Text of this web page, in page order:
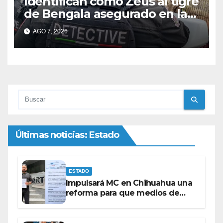
de Bengala asegurado en la
colonia Fronteriza; afirman
que hay más animales
exóticos
AGO 7, 2026
Últimas noticias: Estado
ESTADO
Impulsará MC en Chihuahua una
reforma para que medios de